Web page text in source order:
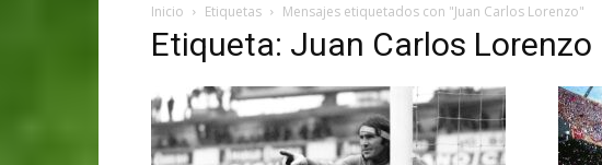
Inicio Etiquetas Mensajes etiquetados con "Juan Carlos Lorenzo"
Etiqueta: Juan Carlos Lorenzo